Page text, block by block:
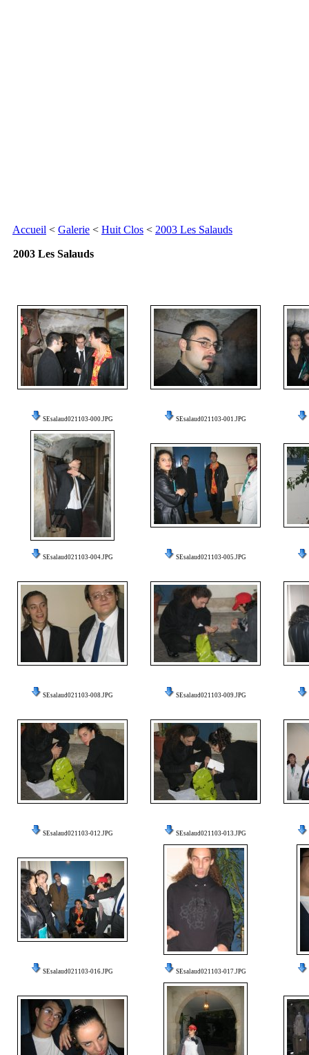
Accueil < Galerie < Huit Clos < 2003 Les Salauds
2003 Les Salauds
SEsalaud021103-000.JPG SEsalaud021103-001.JPG
SEsalaud021103-004.JPG SEsalaud021103-005.JPG
SEsalaud021103-008.JPG SEsalaud021103-009.JPG
SEsalaud021103-012.JPG SEsalaud021103-013.JPG
SEsalaud021103-016.JPG SEsalaud021103-017.JPG